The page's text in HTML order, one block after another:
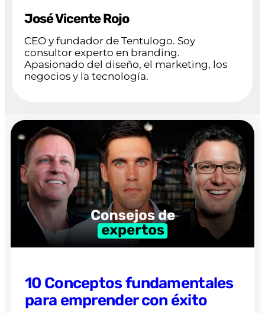
José Vicente Rojo
CEO y fundador de Tentulogo. Soy
consultor experto en branding.
Apasionado del diseño, el marketing, los
negocios y la tecnología.
10 Conceptos fundamentales
para emprender con éxito